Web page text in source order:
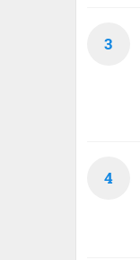
3
4